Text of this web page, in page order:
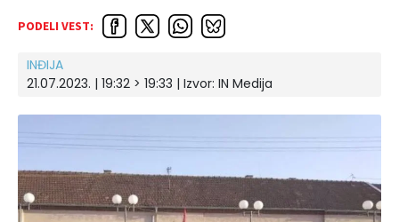
PODELI VEST:
INĐIJA
21.07.2023. | 19:32 > 19:33 | Izvor: IN Medija